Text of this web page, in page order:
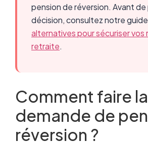
pension de réversion. Avant
décision, consultez notre
alternatives pour sécuriser vos
retraite.
Comment faire la
demande de
réversion ?